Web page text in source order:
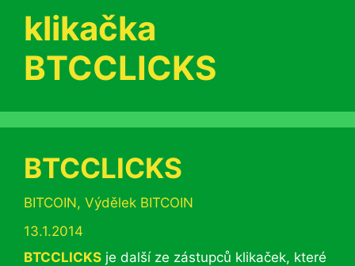
klikačka
BTCCLICKS
BTCCLICKS
Rubriky
BITCOIN, Výdělek BITCOIN
13.1.2014
BTCCLICKS je další ze zástupců klikaček, které